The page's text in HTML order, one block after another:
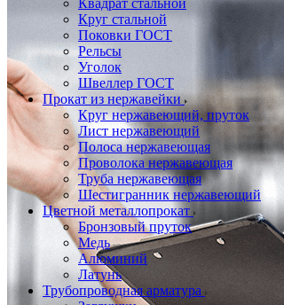
Квадрат стальной
Круг стальной
Поковки ГОСТ
Рельсы
Уголок
Швеллер ГОСТ
Прокат из нержавейки
Круг нержавеющий, пруток
Лист нержавеющий
Полоса нержавеющая
Проволока нержавеющая
Труба нержавеющая
Шестигранник нержавеющий
Цветной металлопрокат
Бронзовый пруток
Медь
Алюминий
Латунь
Трубопроводная арматура